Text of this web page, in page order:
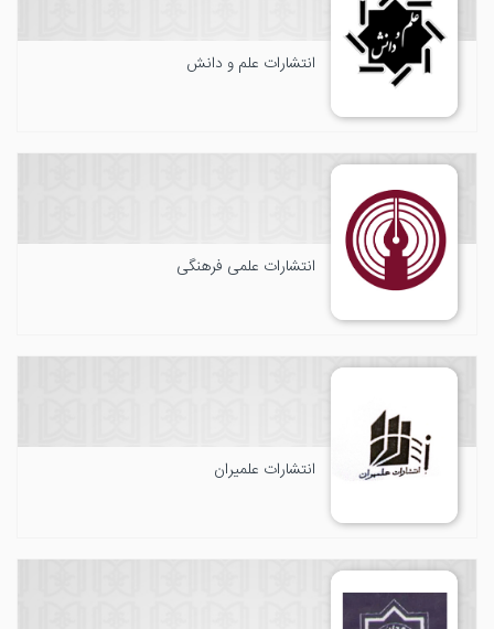
انتشارات علم و دانش
انتشارات علمی فرهنگی
انتشارات علمیران